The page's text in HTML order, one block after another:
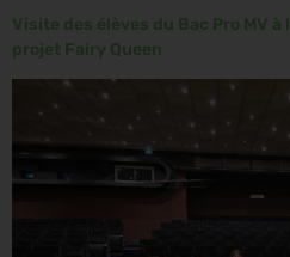
Visite des élèves du Bac Pro MV
projet Fairy Queen